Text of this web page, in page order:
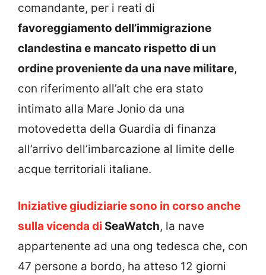
comandante, per i reati di
favoreggiamento dell’immigrazione
clandestina e mancato rispetto di un
ordine proveniente da una nave militare,
con riferimento all’alt che era stato
intimato alla Mare Jonio da una
motovedetta della Guardia di finanza
all’arrivo dell’imbarcazione al limite delle
acque territoriali italiane.
Iniziative giudiziarie sono in corso anche
sulla vicenda di SeaWatch, la nave
appartenente ad una ong tedesca che, con
47 persone a bordo, ha atteso 12 giorni